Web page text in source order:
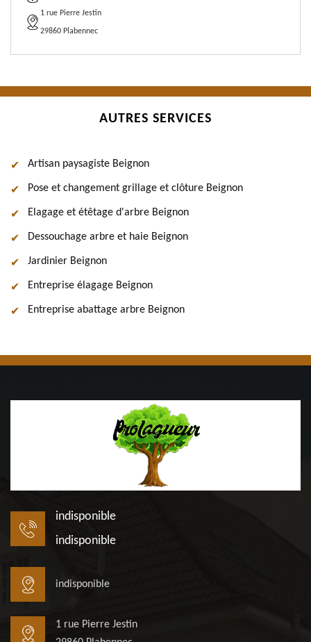
1 rue Pierre Jestin
29860 Plabennec
AUTRES SERVICES
Artisan paysagiste Beignon
Pose et changement grillage et clôture Beignon
Elagage et étêtage d'arbre Beignon
Dessouchage arbre et haie Beignon
Jardinier Beignon
Entreprise élagage Beignon
Entreprise abattage arbre Beignon
indisponible
indisponible
indisponible
1 rue Pierre Jestin